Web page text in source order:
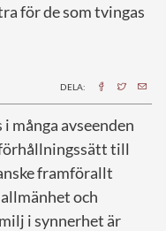
för de som tvingas
DELA:
många avseenden
till
framförallt
och
i synnerhet är